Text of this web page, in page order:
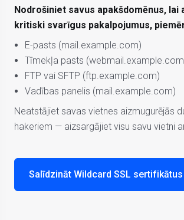
Nodrošiniet savus apakšdomēnus, lai
kritiski svarīgus pakalpojumus,
E-pasts (mail.example.com)
Tīmekļa pasts
FTP vai SFTP (ftp.example.com)
Vadības panelis (mail.example.com)
Neatstājiet savas vietnes aizmugurējās
hakeriem — aizsargājiet visu savu vietni
Salīdzināt Wildcard SSL sertifikātus